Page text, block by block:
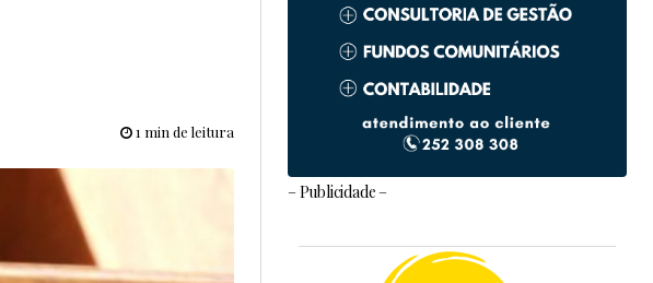
1 min de leitura
– Publicidade –